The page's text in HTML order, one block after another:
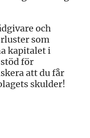
och
som
kapitalet i
för
att du får
skulder!